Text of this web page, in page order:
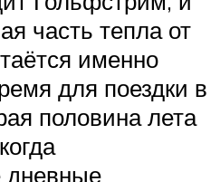
часть тепла от
именно
для поездки в
половина лета